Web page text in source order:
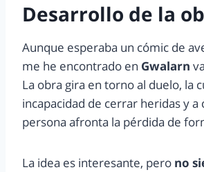
Desarrollo de la
Aunque esperaba un cómic de
me he encontrado en Gwalarn
La obra gira en torno al duelo, la
incapacidad de cerrar heridas y a
persona afronta la pérdida de
La idea es interesante, pero no